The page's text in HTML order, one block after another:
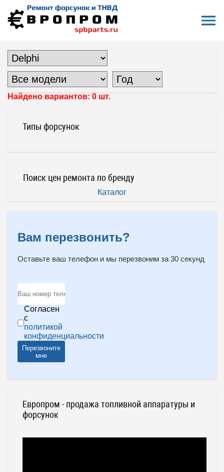
На главную Все форсунки Форсунки Delphi Насос-Форсунки Delphi
НАСОС-ФОРСУНКИ DELPHI
Найдено вариантов: 0 шт.
Типы форсунок
Поиск цен ремонта по бренду
Каталог
Вам перезвонить?
Оставьте ваш телефон и мы перезвоним за 30 секунд
Согласен
с
политикой
конфиденциальности
Перезвоните
мне
Европром - продажа топливной аппаратуры и
форсунок